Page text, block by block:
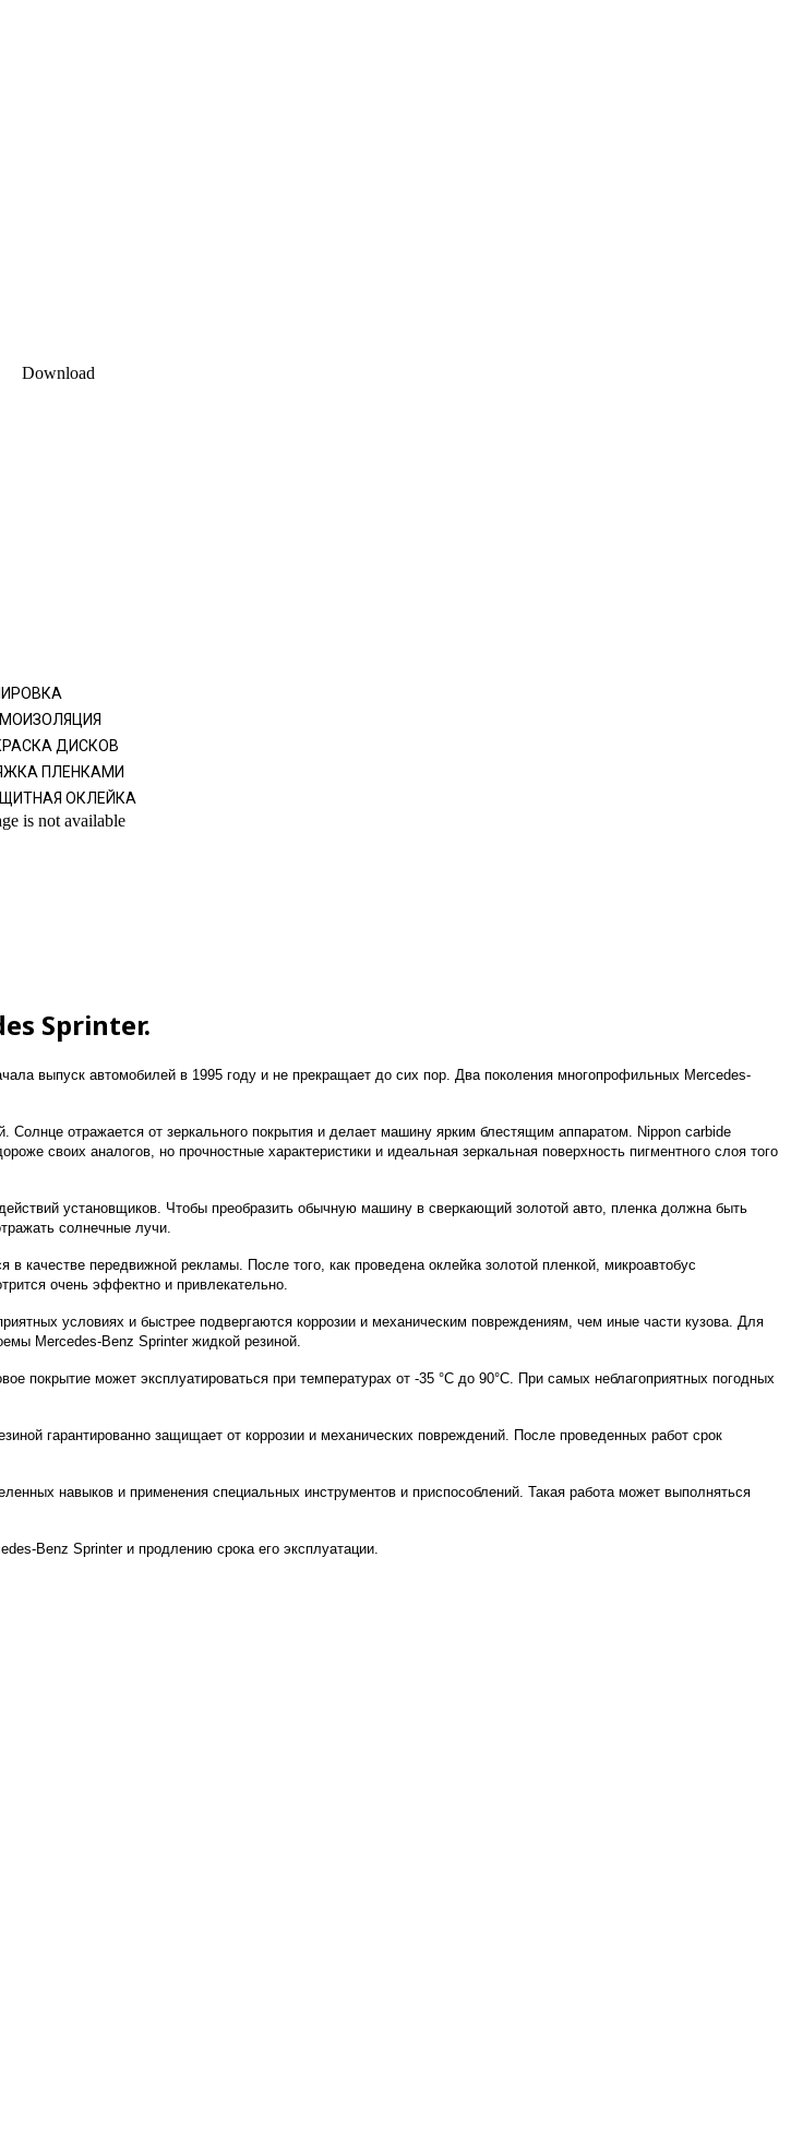
Download
ДИСКОВ
ПЛЕНКАМИ
ОКЛЕЙКА
Sprinter.
выпуск автомобилей в 1995 году и не прекращает до сих пор. Два поколения многопрофильных Mercedes-
Солнце отражается от зеркального покрытия и делает машину ярким блестящим аппаратом. Nippon carbide
своих аналогов, но прочностные характеристики и идеальная зеркальная поверхность пигментного слоя того
установщиков. Чтобы преобразить обычную машину в сверкающий золотой авто, пленка должна быть
солнечные лучи.
качестве передвижной рекламы. После того, как проведена оклейка золотой пленкой, микроавтобус
очень эффектно и привлекательно.
условиях и быстрее подвергаются коррозии и механическим повреждениям, чем иные части кузова. Для
Mercedes-Benz Sprinter жидкой резиной.
покрытие может эксплуатироваться при температурах от -35 °С до 90°С. При самых неблагоприятных погодных
гарантированно защищает от коррозии и механических повреждений. После проведенных работ срок
навыков и применения специальных инструментов и приспособлений. Такая работа может выполняться
Benz Sprinter и продлению срока его эксплуатации.